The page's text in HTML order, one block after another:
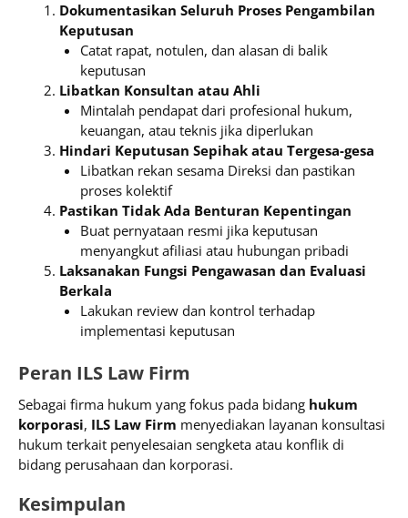
Dokumentasikan Seluruh Proses Pengambilan
Keputusan
Catat rapat, notulen, dan alasan di balik
keputusan
Libatkan Konsultan atau Ahli
Mintalah pendapat dari profesional hukum,
keuangan, atau teknis jika diperlukan
Hindari Keputusan Sepihak atau Tergesa-gesa
Libatkan rekan sesama Direksi dan pastikan
proses kolektif
Pastikan Tidak Ada Benturan Kepentingan
Buat pernyataan resmi jika keputusan
menyangkut afiliasi atau hubungan pribadi
Laksanakan Fungsi Pengawasan dan Evaluasi
Berkala
Lakukan review dan kontrol terhadap
implementasi keputusan
Peran ILS Law Firm
Sebagai firma hukum yang fokus pada bidang hukum
korporasi, ILS Law Firm menyediakan layanan konsultasi
hukum terkait penyelesaian sengketa atau konflik di
bidang perusahaan dan korporasi.
Kesimpulan